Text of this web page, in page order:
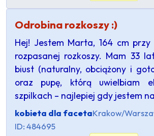
Odrobina rozkoszy :)
Hej! Jestem Marta, 164 cm
rozpasanej rozkoszy. Mam 33
biust (naturalny, obciążony i
oraz pupę, którą uwielbiam
szpilkach – najlepiej gdy jestem
kobieta dla facetaKrakow/
ID: 484695